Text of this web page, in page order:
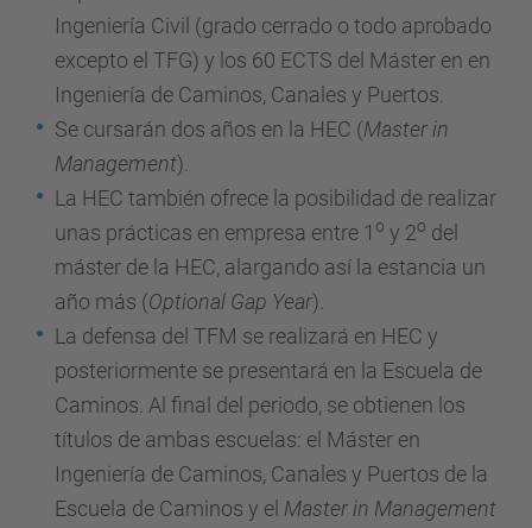
Ingeniería Civil (grado cerrado o todo aprobado
excepto el TFG) y los 60 ECTS del Máster en en
Ingeniería de Caminos, Canales y Puertos.
Se cursarán dos años en la HEC (Master in
Management).
La HEC también ofrece la posibilidad de realizar
unas prácticas en empresa entre 1 o y 2o del
máster de la HEC, alargando así la estancia un
año más (Optional Gap Year).
La defensa del TFM se realizará en HEC y
posteriormente se presentará en la Escuela de
Caminos. Al final del periodo, se obtienen los
títulos de ambas escuelas: el Máster en
Ingeniería de Caminos, Canales y Puertos de la
Escuela de Caminos y el Master in Management